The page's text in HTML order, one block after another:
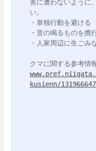
害に遭わないように
い。
・単独行動を避ける
・音の鳴るものを携
・人家周辺に生ごみ
kusienn/